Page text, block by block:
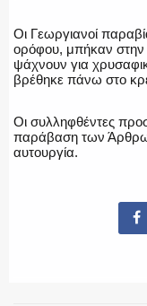
ΕΚΑΒ
ΑΣΤΥΝΟΜΙΚΟ ΡΕΠΟΡΤΑΖ
Οι Γεωργιανοί
ορόφου, μπήκαν στην
ψάχνουν για
βρέθηκε πάνω στο
Οι συλληφθέντες
παράβαση των
αυτουργία.